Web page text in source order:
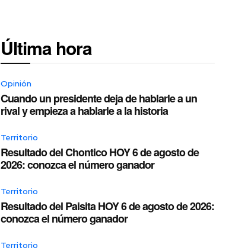
Última hora
Opinión
Cuando un presidente deja de hablarle a un
rival y empieza a hablarle a la historia
Territorio
Resultado del Chontico HOY 6 de agosto de
2026: conozca el número ganador
Territorio
Resultado del Paisita HOY 6 de agosto de 2026:
conozca el número ganador
Territorio